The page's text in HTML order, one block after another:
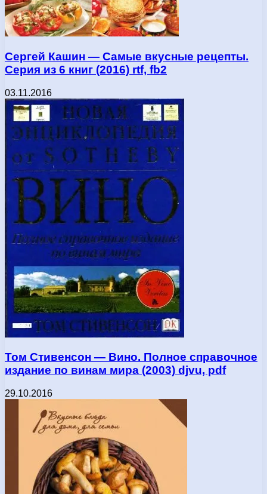
Сергей Кашин — Самые вкусные рецепты.
Серия из 6 книг (2016) rtf, fb2
03.11.2016
Том Стивенсон — Вино. Полное справочное
издание по винам мира (2003) djvu, pdf
29.10.2016